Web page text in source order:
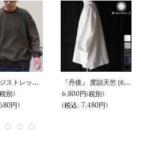
ローゲージストレッチ カノコダブルフェイス（15オンス）クルーネック スウェット【MADE IN JAPAN】『日本製』 / Upscape Audience
別)
円)
「丹後」 度詰天竺 (6オンス) フットボール Tシャツ【MADE IN JAPAN】『日本製』/ Upscape Audience
6,800円(税別)
(税込: 7,480円)